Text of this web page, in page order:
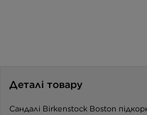
Деталі товару
Сандалі Birkenstock Boston